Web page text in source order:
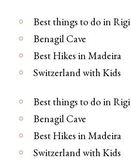
Best things to do in Rigi
Benagil Cave
Best Hikes in Madeira
Switzerland with Kids
Best things to do in Rigi
Benagil Cave
Best Hikes in Madeira
Switzerland with Kids